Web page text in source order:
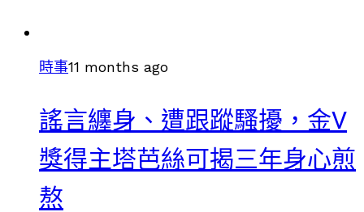
時事11 months ago
謠言纏身、遭跟蹤騷擾，金V
獎得主塔芭絲可揭三年身心煎
熬